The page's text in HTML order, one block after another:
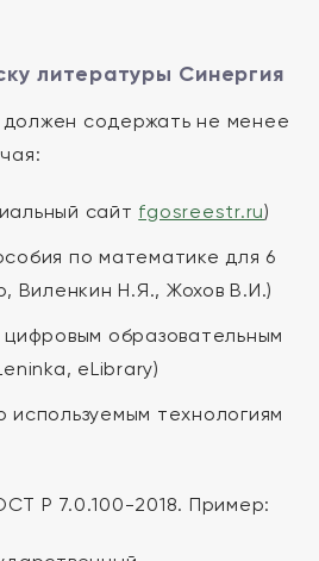
литературы Синергия
содержать не менее
сайт fgosreestr.ru)
по математике для 6
Виленкин Н.Я., Жохов В.И.)
образовательным
eLibrary)
технологиям
Р 7.0.100-2018. Пример: